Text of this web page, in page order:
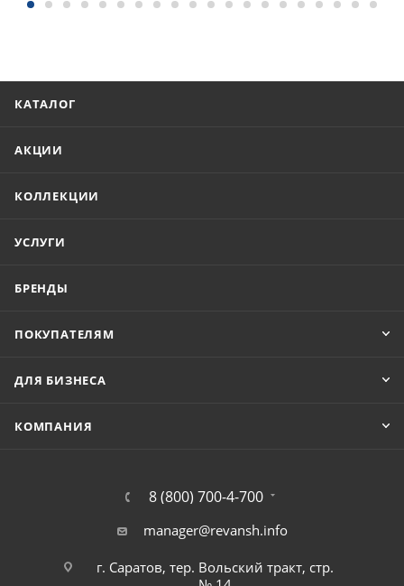
КАТАЛОГ
АКЦИИ
КОЛЛЕКЦИИ
УСЛУГИ
БРЕНДЫ
ПОКУПАТЕЛЯМ
ДЛЯ БИЗНЕСА
КОМПАНИЯ
8 (800) 700-4-700
manager@revansh.info
г. Саратов, тер. Вольский тракт, стр.